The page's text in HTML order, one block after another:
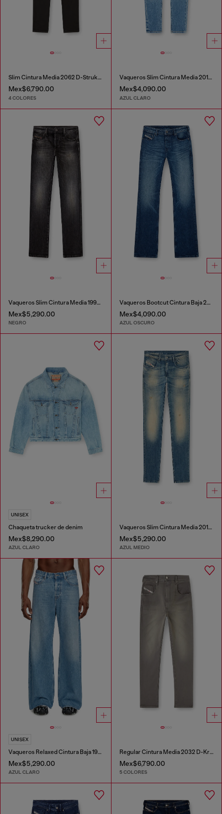
Slim Cintura Media 2062 D-Strukt Joggjeans®
Mex$6,790.00
4 COLORES
Vaqueros Slim Cintura Media 2019 D-Strukt
Mex$4,090.00
AZUL CLARO
Vaqueros Slim Cintura Media 1993 D-Vyl
Mex$5,290.00
NEGRO
Vaqueros Bootcut Cintura Baja 2007 Zatiny
Mex$4,090.00
AZUL OSCURO
UNISEX
Chaqueta trucker de denim
Mex$8,290.00
AZUL CLARO
Vaqueros Slim Cintura Media 2019 D-Strukt
Mex$5,290.00
AZUL MEDIO
UNISEX
Vaqueros Relaxed Cintura Baja 1996 D-Sire
Mex$5,290.00
AZUL CLARO
Regular Cintura Media 2032 D-Krooley-BW Joggjeans®
Mex$6,790.00
5 COLORES